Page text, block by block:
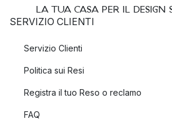
LA TUA CASA PER IL DESIGN
SERVIZIO CLIENTI
Servizio Clienti
Politica sui Resi
Registra il tuo Reso o reclamo
FAQ